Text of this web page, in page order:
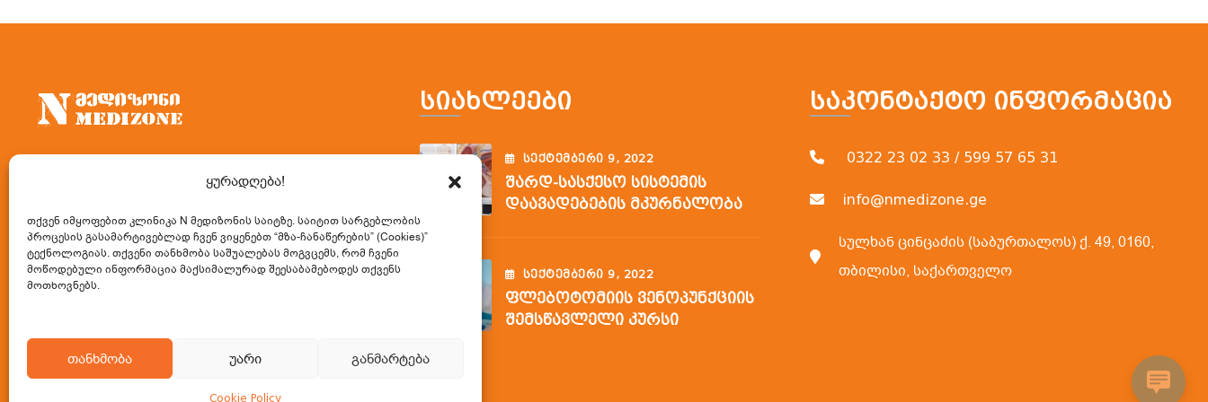
ყურადღება!
თქვენ იმყოფებით კლინიკა N მედიზონის საიტზე. საიტით სარგებლობის
პროცესის გასამარტივებლად ჩვენ ვიყენებთ“მზა-ჩანაწერების” (Cookies)”
ტექნოლოგიას. თქვენი თანხმობა საშუალებას მოგვცემს, რომ ჩვენი
მოწოდებული ინფორმაცია მაქსიმალურად შეესაბამებოდეს თქვენს
მოთხოვნებს.
თანხმობა უარი განმარტება
Cookie Policy
კლინიკა “N მედიზონი” წარმოადგენს
რომელიც მომხმარებლებს სთავაზობს მაღალი
ხარისხის მრავალპროფილურ ამბულატორიულ
სამედიცინო მომსახურებას.
Სიახლეები
ᲡᲔᲥᲢᲔᲛᲑᲔᲠᲘ9, 2022
Შარდ-Სასქესო Სისტემის
Დაავადებების Მკურნალობა
ᲡᲔᲥᲢᲔᲛᲑᲔᲠᲘ9, 2022
Ფლებოტომიის Ვენოპუნქციის
Შემსწავლელი Კურსი
Საკონტაქტო Ინფორმაცია
0322 23 02 33 / 599 57 65 31
info@nmedizone.ge
სულხან ცინცაძის (საბურთალოს) ქ. 49, 0160,
თბილისი, საქართველო